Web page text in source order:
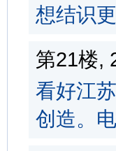
想结识
第21楼
看好江
创造。